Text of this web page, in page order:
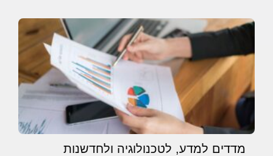
מדדים למדע, לטכנולוגיה ולחדשנות